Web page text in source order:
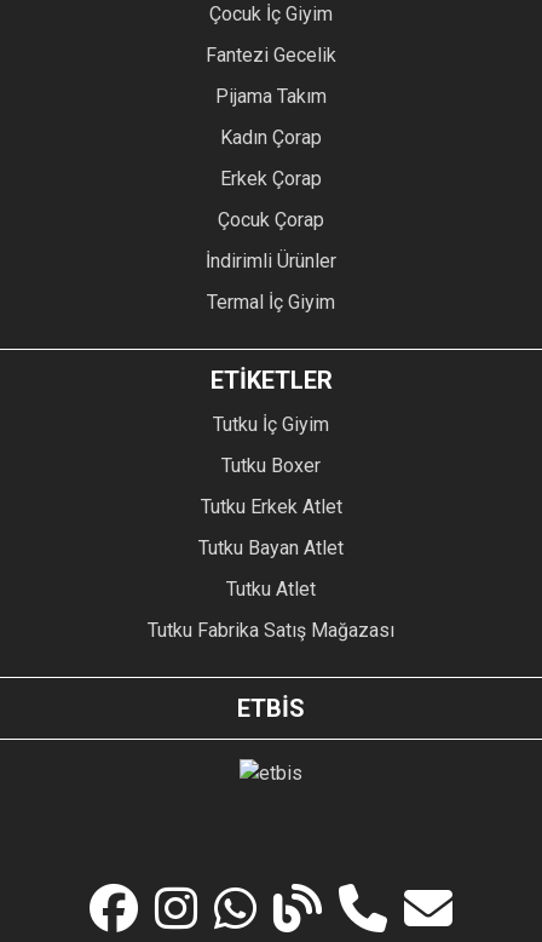
Çocuk İç Giyim
Fantezi Gecelik
Pijama Takım
Kadın Çorap
Erkek Çorap
Çocuk Çorap
İndirimli Ürünler
Termal İç Giyim
ETİKETLER
Tutku İç Giyim
Tutku Boxer
Tutku Erkek Atlet
Tutku Bayan Atlet
Tutku Atlet
Tutku Fabrika Satış Mağazası
ETBİS